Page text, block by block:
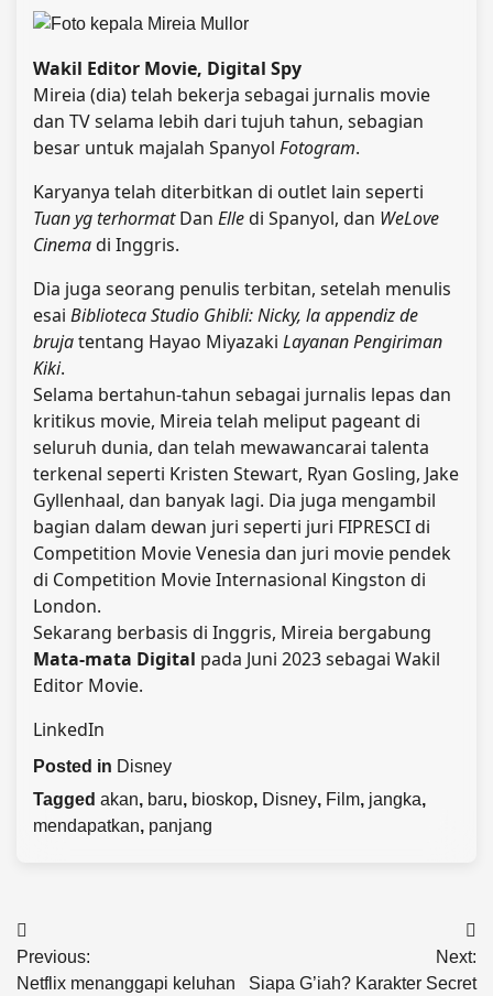
Wakil Editor Movie, Digital Spy
Mireia (dia) telah bekerja sebagai jurnalis movie
dan TV selama lebih dari tujuh tahun, sebagian
besar untuk majalah Spanyol Fotogram.
Karyanya telah diterbitkan di outlet lain seperti
Tuan yg terhormatDan Elledi Spanyol, dan WeLove
Cinemadi Inggris.
Dia juga seorang penulis terbitan, setelah menulis
esai Biblioteca Studio Ghibli: Nicky, la appendiz de
brujatentang Hayao Miyazaki Layanan Pengiriman
Kiki.
Selama bertahun-tahun sebagai jurnalis lepas dan
kritikus movie, Mireia telah meliput pageant di
seluruh dunia, dan telah mewawancarai talenta
terkenal seperti Kristen Stewart, Ryan Gosling, Jake
Gyllenhaal, dan banyak lagi. Dia juga mengambil
bagian dalam dewan juri seperti juri FIPRESCI di
Competition Movie Venesia dan juri movie pendek
di Competition Movie Internasional Kingston di
London.
Sekarang berbasis di Inggris, Mireia bergabung
Mata-mata Digital pada Juni 2023 sebagai Wakil
Editor Movie.
LinkedIn
Posted in Disney
Tagged akan, baru, bioskop, Disney, Film, jangka,
mendapatkan, panjang
Post
navigation
Previous:
Netflix menanggapi keluhan
Next:
Siapa G’iah? Karakter Secret